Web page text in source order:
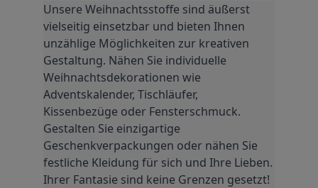
Unsere Weihnachtsstoffe sind äußerst
vielseitig einsetzbar und bieten Ihnen
unzählige Möglichkeiten zur kreativen
Gestaltung. Nähen Sie individuelle
Weihnachtsdekorationen wie
Adventskalender, Tischläufer,
Kissenbezüge oder Fensterschmuck.
Gestalten Sie einzigartige
Geschenkverpackungen oder nähen Sie
festliche Kleidung für sich und Ihre Lieben.
Ihrer Fantasie sind keine Grenzen gesetzt!